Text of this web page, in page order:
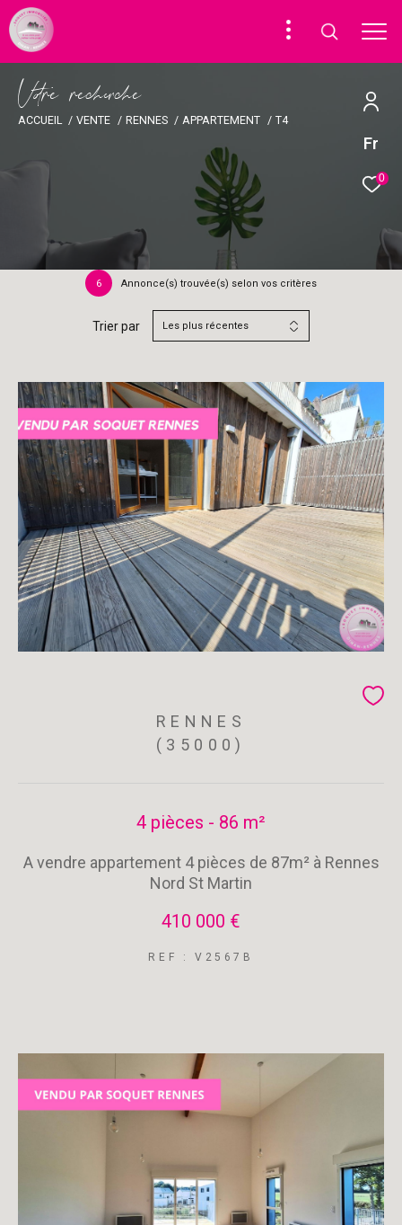
Fr
0
Vore recece
ACCUEIL VENTE RENNES APPARTEMENT T4
6 Annonce(s) trouvée(s) selon vos critères
Trier par Les plus récentes
RENNES
(35000)
4 pièces - 86 m²
A vendre appartement 4 pièces de 87m² à Rennes
Nord St Martin
410 000 €
REF : V2567B